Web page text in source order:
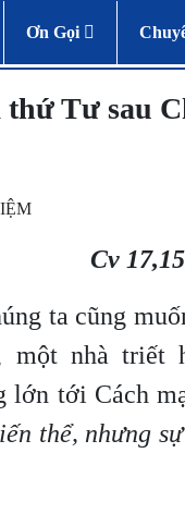
Ơn Gọi
Tư sau
Cv
ta cũng
một nhà
lớn tới Cách
thể, nhưng